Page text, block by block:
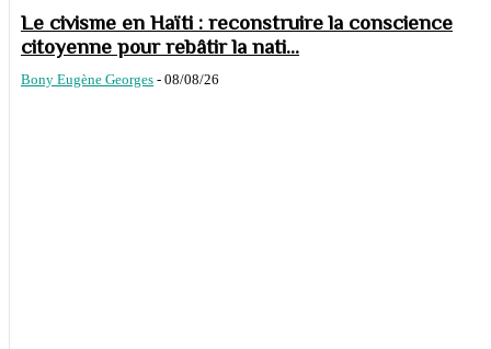
Le civisme en Haïti : reconstruire la conscience
citoyenne pour rebâtir la nati...
Bony Eugène Georges - 08/08/26